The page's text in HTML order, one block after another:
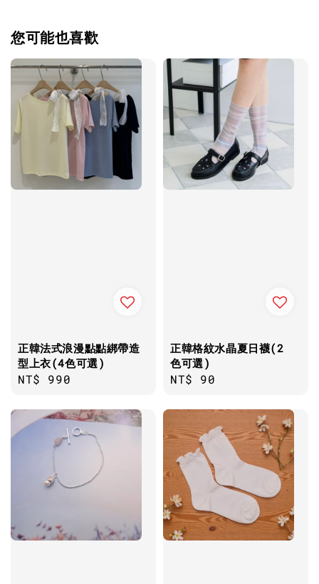
您可能也喜歡
正韓法式浪漫點點綁帶造
型上衣(4色可選)
Regular
NT$ 990
正韓格紋水晶夏日襪(2
色可選)
Regular
NT$ 90